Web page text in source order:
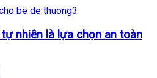
nhiên là lựa chọn an toàn